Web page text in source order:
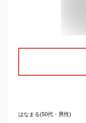
はなまる(50代・男性)